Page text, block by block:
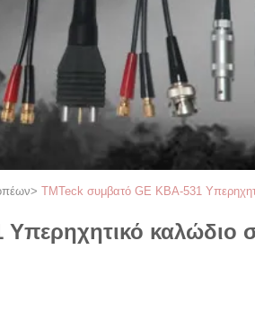
> TMTeck συμβατό GE KBA-531